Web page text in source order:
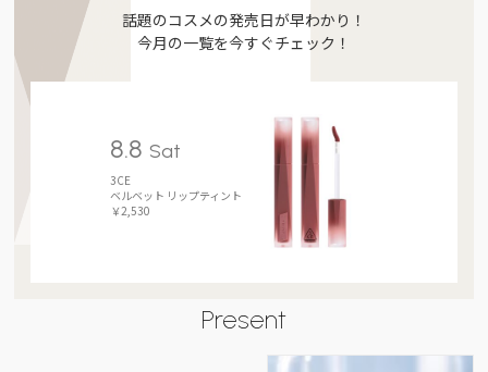
話題のコスメの発売日が早わかり！
今月の一覧を今すぐチェック！
8.8 Sat
3CE
ベルベット リップティント
￥2,530
Present